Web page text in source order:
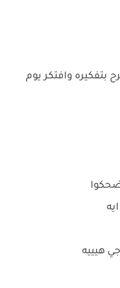
بتفكيره وافتكر يوم
هيييه